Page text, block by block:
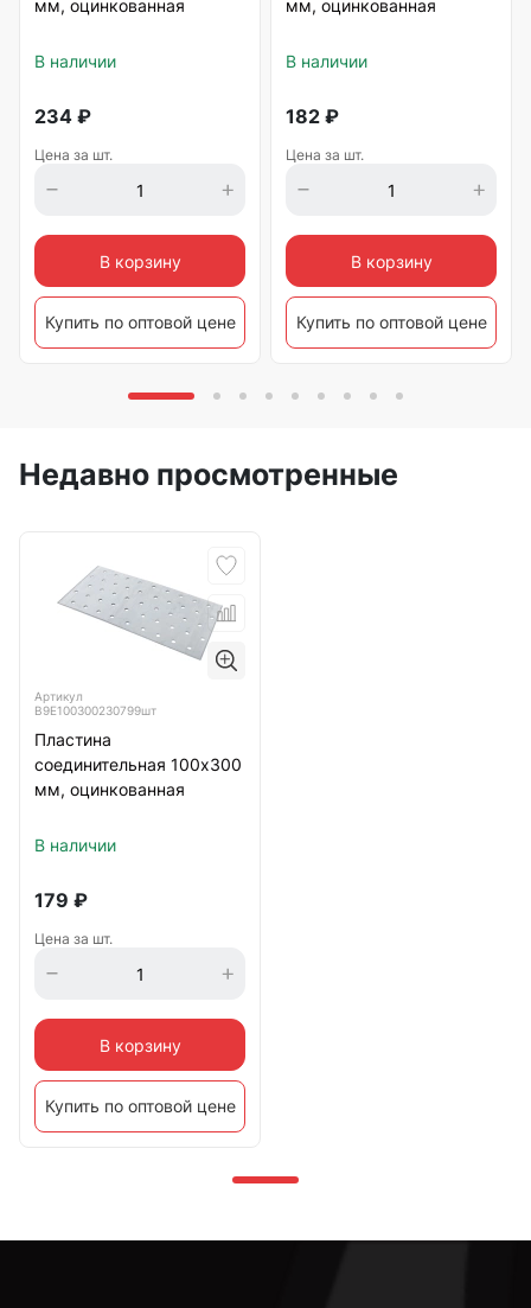
мм, оцинкованная
В наличии
234 ₽
Цена за шт.
В корзину
Купить по оптовой цене
мм, оцинкованная
В наличии
182 ₽
Цена за шт.
В корзину
Купить по оптовой цене
Недавно просмотренные
Артикул
B9E100300230799шт
Пластина
соединительная 100х300
мм, оцинкованная
В наличии
179 ₽
Цена за шт.
В корзину
Купить по оптовой цене